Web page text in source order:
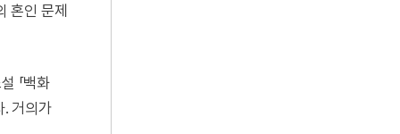
혼인 문제
「백화
. 거의가